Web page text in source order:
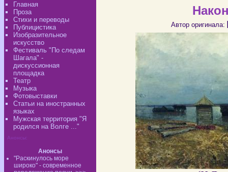
Главная
Проза
Стихи и переводы
Публицистика
Изобразительное
искусство
Фестиваль "По следам
Шагала" -
дискуссионная
площадка
Театр
Музыка
Фотовыставки
Статьи на иностранных
языках
Мужская территория "Я
родился на Волге ..."
Анонсы:
Анонсы
"Раскинулось море
широко" - современное
Автор оригинала: